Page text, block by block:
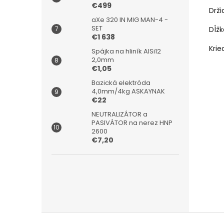
€499
aXe 320 IN MIG MAN-4 -
SET
€1 638
Spájka na hliník AlSi12
2,0mm
€1,05
Bazická elektróda
4,0mm/4kg ASKAYNAK
€22
NEUTRALIZÁTOR a
PASIVÁTOR na nerez HNP
2600
€7,20